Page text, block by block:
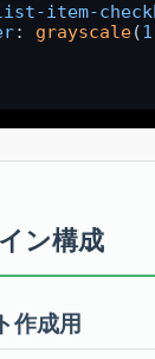
item-
: grayscale(1
ン構成
作成用